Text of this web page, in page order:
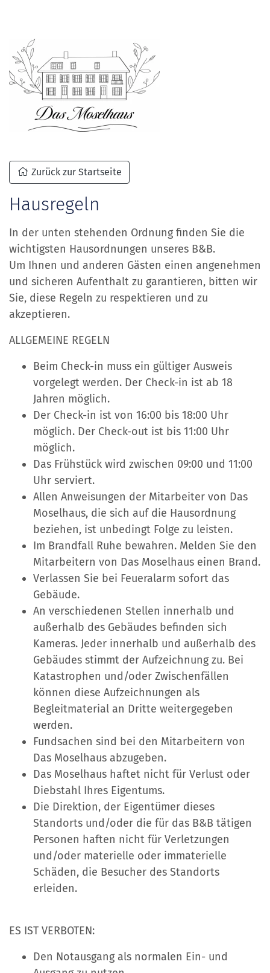
Zurück zur Startseite
Hausregeln
In der unten stehenden Ordnung finden Sie die
wichtigsten Hausordnungen unseres B&B.
Um Ihnen und anderen Gästen einen angenehmen
und sicheren Aufenthalt zu garantieren, bitten wir
Sie, diese Regeln zu respektieren und zu
akzeptieren.
ALLGEMEINE REGELN
Beim Check-in muss ein gültiger Ausweis
vorgelegt werden. Der Check-in ist ab 18
Jahren möglich.
Der Check-in ist von 16:00 bis 18:00 Uhr
möglich. Der Check-out ist bis 11:00 Uhr
möglich.
Das Frühstück wird zwischen 09:00 und 11:00
Uhr serviert.
Allen Anweisungen der Mitarbeiter von Das
Moselhaus, die sich auf die Hausordnung
beziehen, ist unbedingt Folge zu leisten.
Im Brandfall Ruhe bewahren. Melden Sie den
Mitarbeitern von Das Moselhaus einen Brand.
Verlassen Sie bei Feueralarm sofort das
Gebäude.
An verschiedenen Stellen innerhalb und
außerhalb des Gebäudes befinden sich
Kameras. Jeder innerhalb und außerhalb des
Gebäudes stimmt der Aufzeichnung zu. Bei
Katastrophen und/oder Zwischenfällen
können diese Aufzeichnungen als
Begleitmaterial an Dritte weitergegeben
werden.
Fundsachen sind bei den Mitarbeitern von
Das Moselhaus abzugeben.
Das Moselhaus haftet nicht für Verlust oder
Diebstahl Ihres Eigentums.
Die Direktion, der Eigentümer dieses
Standorts und/oder die für das B&B tätigen
Personen haften nicht für Verletzungen
und/oder materielle oder immaterielle
Schäden, die Besucher des Standorts
erleiden.
ES IST VERBOTEN:
Den Notausgang als normalen Ein- und